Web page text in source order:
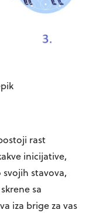
rast
inicijative,
stavova,
sa
iza brige za vas